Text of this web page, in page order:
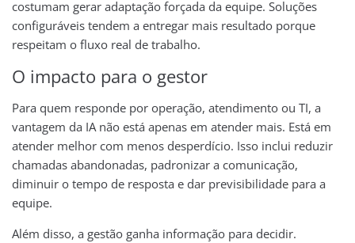
costumam gerar adaptação forçada da equipe. Soluções
configuráveis tendem a entregar mais resultado porque
respeitam o fluxo real de trabalho.
O impacto para o gestor
Para quem responde por operação, atendimento ou TI, a
vantagem da IA não está apenas em atender mais. Está em
atender melhor com menos desperdício. Isso inclui reduzir
chamadas abandonadas, padronizar a comunicação,
diminuir o tempo de resposta e dar previsibilidade para a
equipe.
Além disso, a gestão ganha informação para decidir.